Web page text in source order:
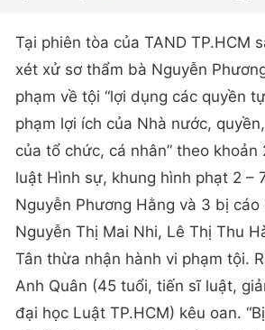
Tại phiên tòa của TAND TP.HCM
xét xử sơ thẩm bà Nguyễn
phạm về tội “lợi dụng các quyền
phạm lợi ích của Nhà nước,
của tổ chức, cá nhân” theo
luật Hình sự, khung hình phạt 2 –
Nguyễn Phương Hằng và 3 bị cáo
Nguyễn Thị Mai Nhi, Lê Thị Thu
Tân thừa nhận hành vi phạm tội.
Anh Quân (45 tuổi, tiến sĩ luật,
đại học Luật TP.HCM) kêu oan.